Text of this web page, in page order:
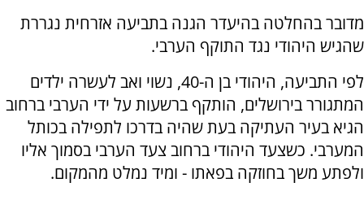
מדובר בהחלטה בהיעדר הגנה בתביעה אזרחית נגררת
שהגיש היהודי נגד התוקף הערבי.
לפי התביעה, היהודי בן ה-40, נשוי ואב לעשרה ילדים
המתגורר בירושלים, הותקף ברשעות על ידי הערבי ברחוב
הגיא בעיר העתיקה בעת שהיה בדרכו לתפילה בכותל
המערבי. כשצעד היהודי ברחוב צעד הערבי בסמוך אליו
ולפתע משך בחוזקה בפאתו - ומיד נמלט מהמקום.